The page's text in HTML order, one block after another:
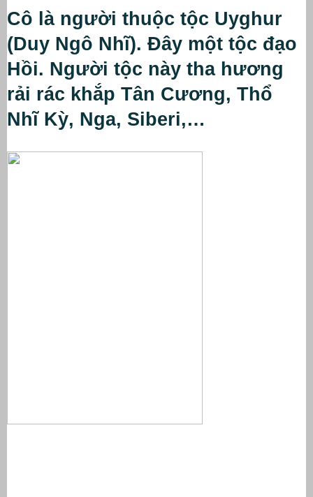
Cô là người thuộc tộc Uyghur
(Duy Ngô Nhĩ). Đây một tộc đạo
Hồi. Người tộc này tha hương
rải rác khắp Tân Cương, Thổ
Nhĩ Kỳ, Nga, Siberi,…